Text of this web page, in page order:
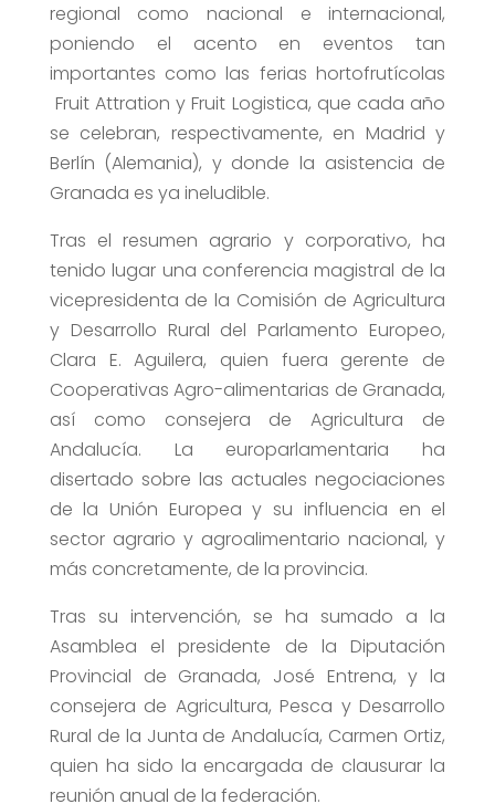
regional como nacional e internacional,
poniendo el acento en eventos tan
importantes como las ferias hortofrutícolas
Fruit Attration y Fruit Logistica, que cada año
se celebran, respectivamente, en Madrid y
Berlín (Alemania), y donde la asistencia de
Granada es ya ineludible.
Tras el resumen agrario y corporativo, ha
tenido lugar una conferencia magistral de la
vicepresidenta de la Comisión de Agricultura
y Desarrollo Rural del Parlamento Europeo,
Clara E. Aguilera, quien fuera gerente de
Cooperativas Agro-alimentarias de Granada,
así como consejera de Agricultura de
Andalucía. La europarlamentaria ha
disertado sobre las actuales negociaciones
de la Unión Europea y su influencia en el
sector agrario y agroalimentario nacional, y
más concretamente, de la provincia.
Tras su intervención, se ha sumado a la
Asamblea el presidente de la Diputación
Provincial de Granada, José Entrena, y la
consejera de Agricultura, Pesca y Desarrollo
Rural de la Junta de Andalucía, Carmen Ortiz,
quien ha sido la encargada de clausurar la
reunión anual de la federación.